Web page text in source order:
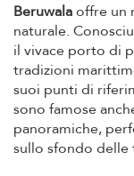
Beruwalaoffre un
naturale.
il vivace porto di
tradizioni
suoi punti di
sono famose
panoramiche,
sullo sfondo delle